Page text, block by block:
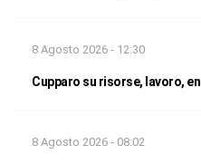
8 Agosto 2026 - 12:30
Cupparo su risorse, lavoro,
8 Agosto 2026 - 08:02